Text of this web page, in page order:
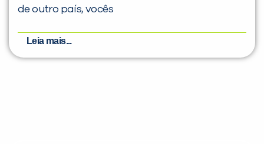
de outro país, vocês
Leia mais...